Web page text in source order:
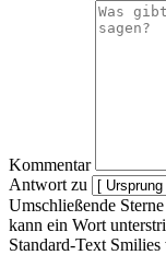
Kommentar
Antwort zu
Umschließende
kann ein Wort
Standard-Text